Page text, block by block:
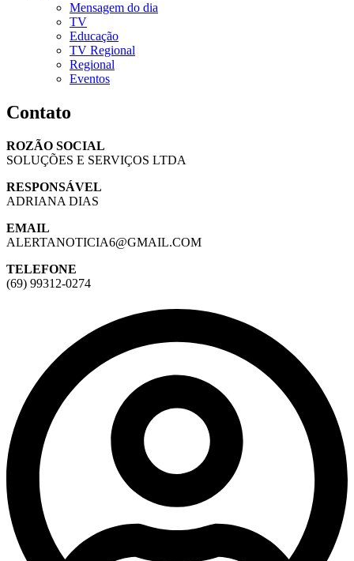
Mensagem do dia
TV
Educação
TV Regional
Regional
Eventos
Contato
ROZÃO SOCIAL
SOLUÇÕES E SERVIÇOS LTDA
RESPONSÁVEL
ADRIANA DIAS
EMAIL
ALERTANOTICIA6@GMAIL.COM
TELEFONE
(69) 99312-0274